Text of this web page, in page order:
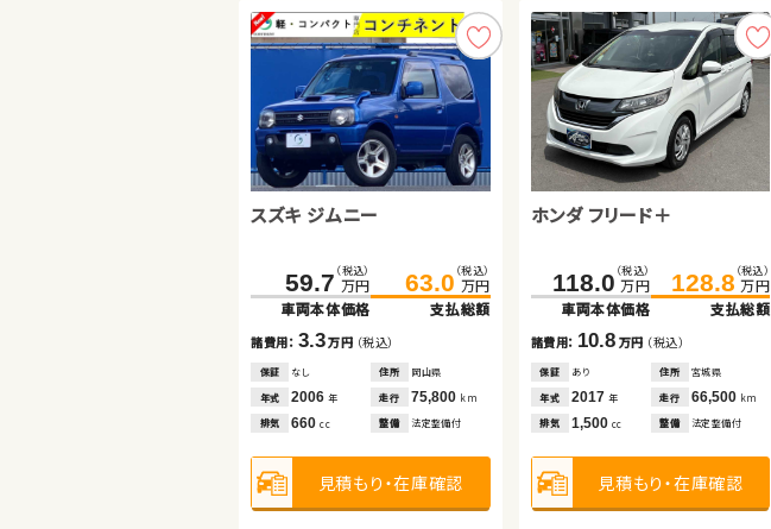
スズキ ジムニー
59.7 （税込）
万円
車両本体価格
63.0 （税込）
万円
支払総額
諸費用： 3.3万円 （税込）
保証 なし 住所
岡山県
年式
2006年 走行 75,800 km
排気
660cc 整備 法定整備付
見積もり・在庫確認
ホンダ フリード＋
118.0 （税込）
万円
車両本体価格
128.8 （税込）
万円
支払総額
諸費用： 10.8 万円 （税込）
保証 あり 住所
宮城県
年式
2017年 走行 66,500 km
排気
1,500cc 整備 法定整備付
見積もり・在庫確認
スズキ ジムニーシエラ
169.0 （税込）
万円
車両本体価格
180.7 （税込）
万円
支払総額
諸費用： 11.7万円（税込）
保証 あり 住所
愛知県
年式
2018年 走行 117,400km
排気
1,500 整備 法定整備付
見積もり・在庫確認
ホンダ フィット ハイブリッド
109.8 （税込）
万円
車両本体価格
122.7 （税込）
万円
支払総額
諸費用： 12.9 万円 （税込）
保証 あり 住所
神奈川県
年式
2017年 走行 20,600 km
排気
1,500cc 整備 法定整備付
見積もり・在庫確認
日産 セレナ
116.5 万円
車両本体価格
129.9
支払総額
諸費用：13.4 （税込）
保証 あり 住所
岩手県
年式
2014年 走行 41,200km
排気
2,000cc 整備 法定整備付
スズキ アルト ＨＢ
95.5 （税込）
万円
車両本体価格
98.8 （税込）
万円
支払総額
諸費用： 3.3万円（税込）
保証 あり 住所
青森県
年式
2022年 走行 35,200 km
排気
660cc 整備 法定整備付
見積もり・在庫確認
スバル フォレスター
91.5 万円
車両本体価格
100.0
支払総額
諸費用：8.5 万円 （税込）
保証 なし 住所
長野県
年式
2013年 走行 76,000km
排気
2,000 cc 整備 法定整備付